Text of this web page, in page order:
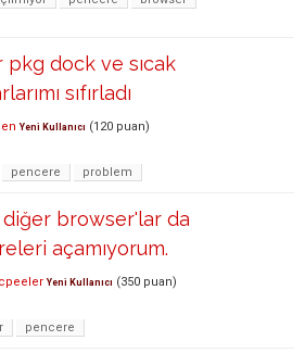
pkg dock ve sıcak
sıfırladı
Yeni Kullanıcı (120 puan)
pencere problem
browser'lar da
açamıyorum.
Yeni Kullanıcı (350 puan)
pencere